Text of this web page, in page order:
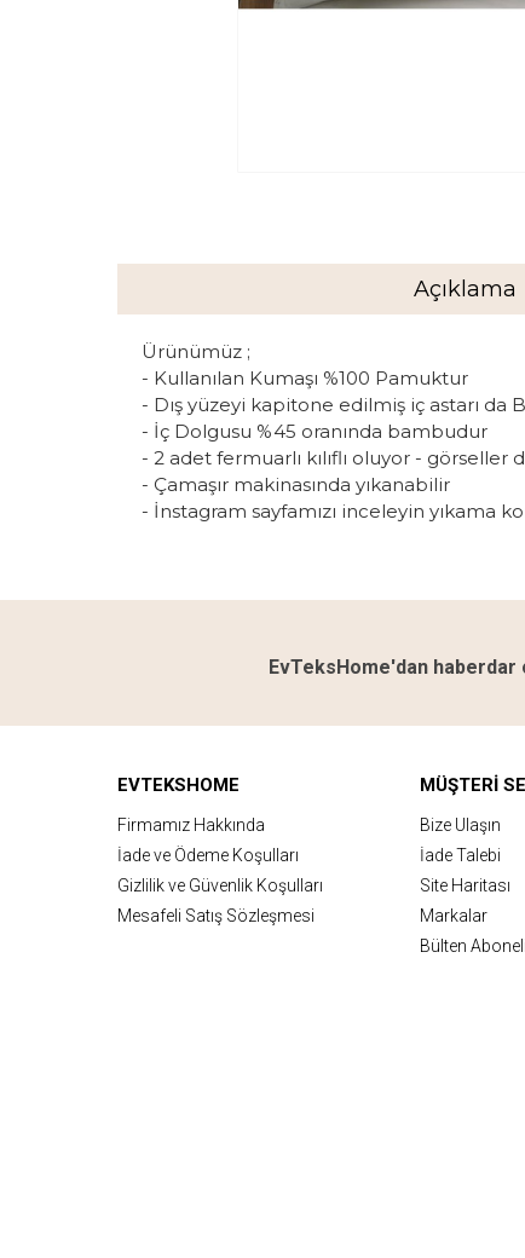
Açıklama
Ürünümüz ;
- Kullanılan Kumaşı %100 Pamuktur
- Dış yüzeyi kapitone edilmiş iç astarı da
- İç Dolgusu %45 oranında bambudur
- 2 adet fermuarlı kılıflı oluyor - görseller
- Çamaşır makinasında yıkanabilir
- İnstagram sayfamızı inceleyin yıkama
EvTeksHome'dan haberdar
EVTEKSHOME
Firmamız Hakkında
İade ve Ödeme Koşulları
Gizlilik ve Güvenlik Koşulları
Mesafeli Satış Sözleşmesi
MÜŞTERI
Bize Ulaşın
İade Talebi
Site Haritası
Markalar
Bülten